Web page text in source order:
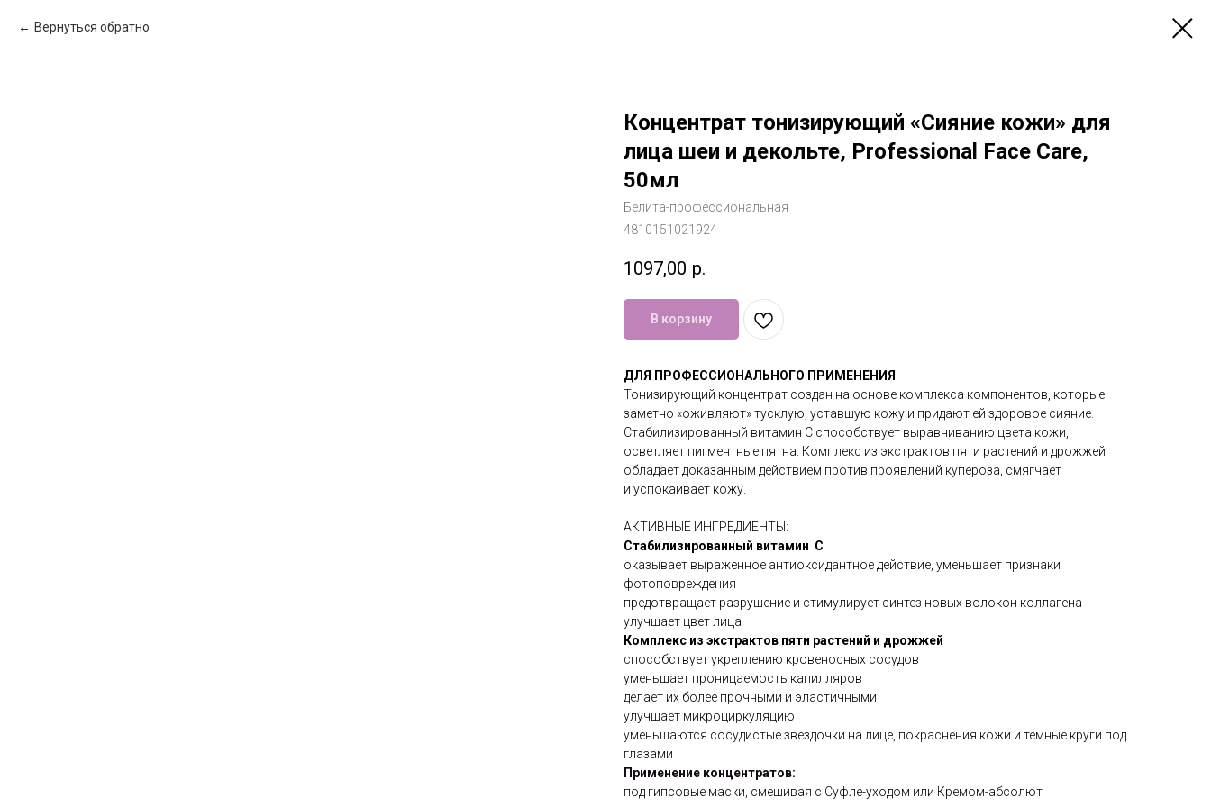
Вернуться обратно
Концентрат тонизирующий «Сияние кожи» для
лица шеи и декольте, Professional Face Care,
50мл
Белита-профессиональная
4810151021924
1097,00 р.
В корзину
ДЛЯ ПРОФЕССИОНАЛЬНОГО ПРИМЕНЕНИЯ
Тонизирующий концентрат создан на основе комплекса компонентов, которые
заметно «оживляют» тусклую, уставшую кожу и придают ей здоровое сияние.
Стабилизированный витамин С способствует выравниванию цвета кожи,
осветляет пигментные пятна. Комплекс из экстрактов пяти растений и дрожжей
обладает доказанным действием против проявлений купероза, смягчает
и успокаивает кожу.
АКТИВНЫЕ ИНГРЕДИЕНТЫ:
Стабилизированный витамин С
оказывает выраженное антиоксидантное действие, уменьшает признаки
фотоповреждения
предотвращает разрушение и стимулирует синтез новых волокон коллагена
улучшает цвет лица
Комплекс из экстрактов пяти растений и дрожжей
способствует укреплению кровеносных сосудов
уменьшает проницаемость капилляров
делает их более прочными и эластичными
улучшает микроциркуляцию
уменьшаются сосудистые звездочки на лице, покраснения кожи и темные круги под
глазами
Применение концентратов:
под гипсовые маски, смешивая с Суфле-уходом или Кремом-абсолют